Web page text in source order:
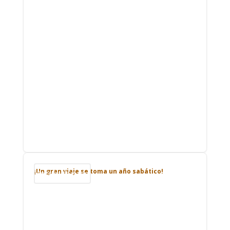
Podcast de viajes
¡Un gran viaje se toma un año sabático!